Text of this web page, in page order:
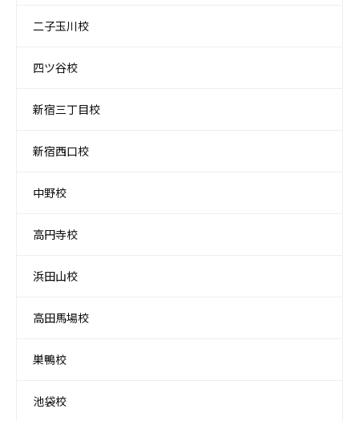
二子玉川校
四ツ谷校
新宿三丁目校
新宿西口校
中野校
高円寺校
浜田山校
高田馬場校
巣鴨校
池袋校